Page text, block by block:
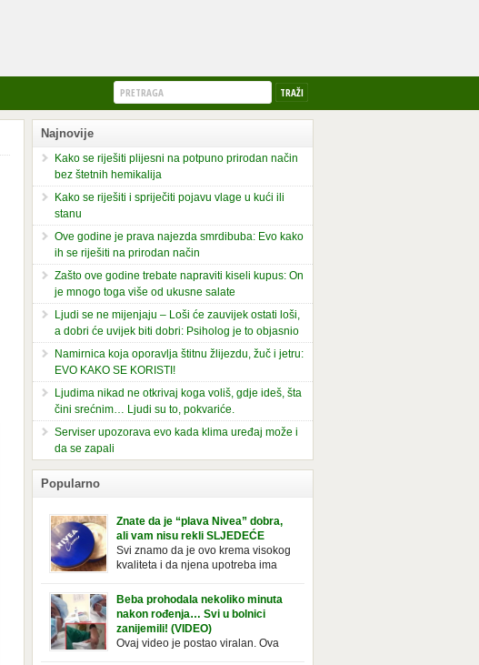
Najnovije
Kako se riješiti plijesni na potpuno prirodan način
bez štetnih hemikalija
Kako se riješiti i spriječiti pojavu vlage u kući ili
stanu
Ove godine je prava najezda smrdibuba: Evo kako
ih se riješiti na prirodan način
Zašto ove godine trebate napraviti kiseli kupus: On
je mnogo toga više od ukusne salate
Ljudi se ne mijenjaju – Loši će zauvijek ostati loši,
a dobri će uvijek biti dobri: Psiholog je to objasnio
Namirnica koja oporavlja štitnu žlijezdu, žuč i jetru:
EVO KAKO SE KORISTI!
Ljudima nikad ne otkrivaj koga voliš, gdje ideš, šta
čini srećnim… Ljudi su to, pokvariće.
Serviser upozorava evo kada klima uređaj može i
da se zapali
Popularno
Znate da je “plava Nivea” dobra,
ali vam nisu rekli SLJEDEĆE
Svi znamo da je ovo krema visokog
kvaliteta i da njena upotreba ima
sljedeće o njoj. Nivea krema u klasičnoj, plavoj
kutiji, prepoznatljivog mirisa i jednostavne
formule, jeste nezamenljiv inventar u kupatilima i
muškaraca i žena. Mnogi ljudi se ne odvajaju od
nje, pa je čak nose sa […]
Beba prohodala nekoliko minuta
nakon rođenja… Svi u bolnici
zanijemili! (VIDEO)
Ovaj video je postao viralan. Ova